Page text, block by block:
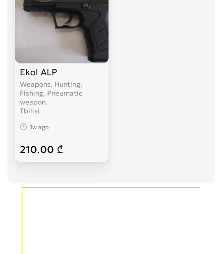
Ekol ALP
Weapons, Hunting,
Fishing, Pneumatic
weapon
Tbilisi
1w ago
210.00 ₾